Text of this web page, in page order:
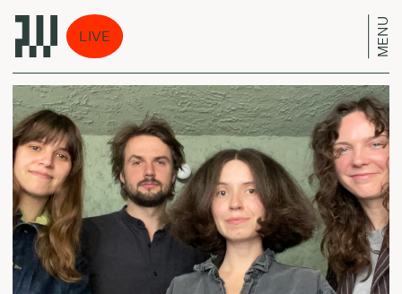
LIVE MENU